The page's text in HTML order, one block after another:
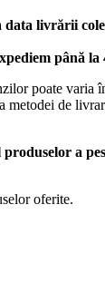
data livrării
până la
poate varia
metodei de
a
oferite.